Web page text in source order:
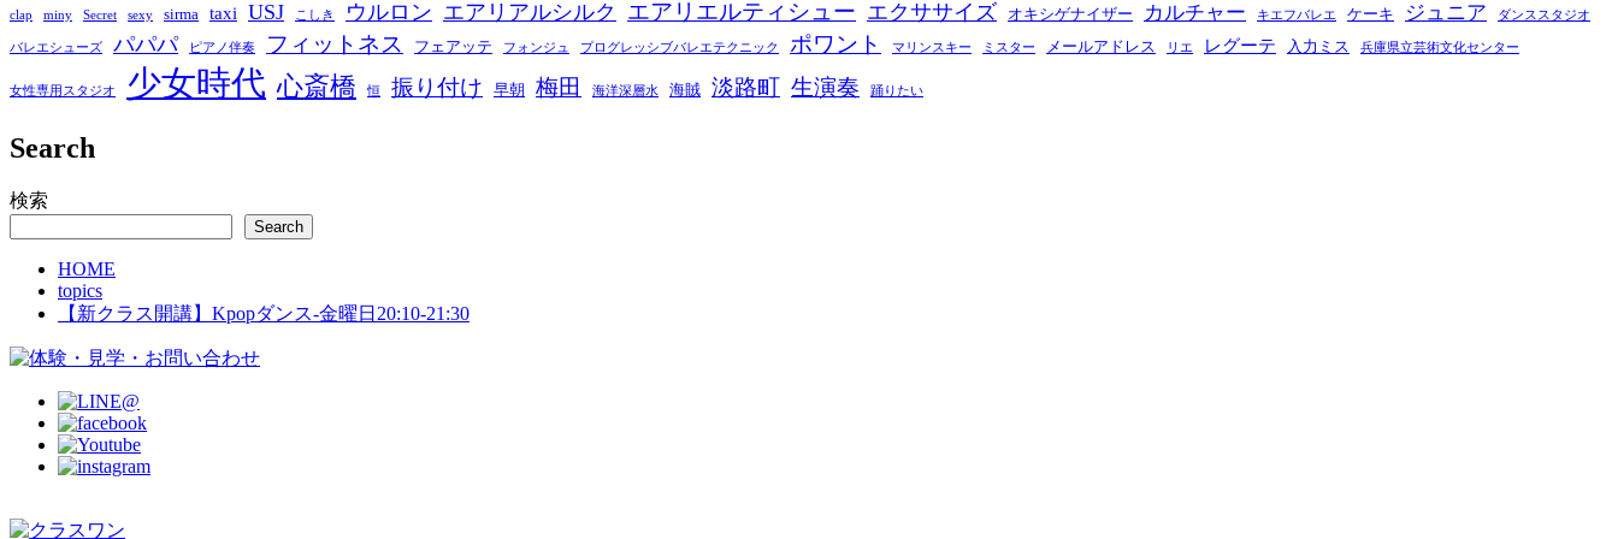
clap miny Secret sexy sirma taxi USJ こしき ウルロン エアリアルシルク エアリエルティシュー エクササイズ オキシゲナイザー カルチャー キエフバレエ ケーキ ジュニア ダンススタジオ
バレエシューズ パパパ ピアノ伴奏 フィットネス フェアッテ フォンジュ プログレッシブバレエテクニック ポワント マリンスキー ミスター メールアドレス リエ レグーテ 入力ミス 兵庫県立芸術文化センター
女性専用スタジオ 少女時代 心斎橋 恒 振り付け 早朝 梅田 海洋深層水 海賊 淡路町 生演奏 踊りたい
Search
検索
Search
HOME
topics
【新クラス開講】Kpopダンス-金曜日20:10-21:30